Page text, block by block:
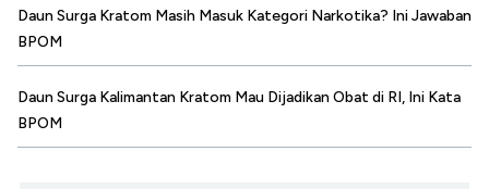
Daun Surga Kratom Masih Masuk Kategori Narkotika? Ini Jawaban
BPOM
Daun Surga Kalimantan Kratom Mau Dijadikan Obat di RI, Ini Kata
BPOM